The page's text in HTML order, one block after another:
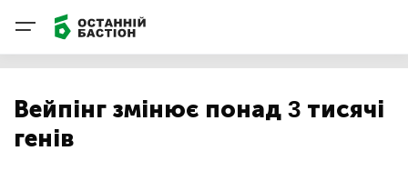
Вейпінг змінює понад 3 тисячі
генів